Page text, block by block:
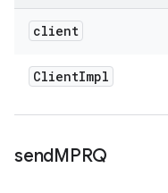
client
ClientImpl
sendMPRQ